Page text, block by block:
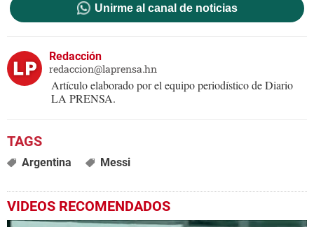
Unirme al canal de noticias
Redacción
redaccion@laprensa.hn
Artículo elaborado por el equipo periodístico de Diario
LA PRENSA.
Argentina Messi
VIDEOS RECOMENDADOS